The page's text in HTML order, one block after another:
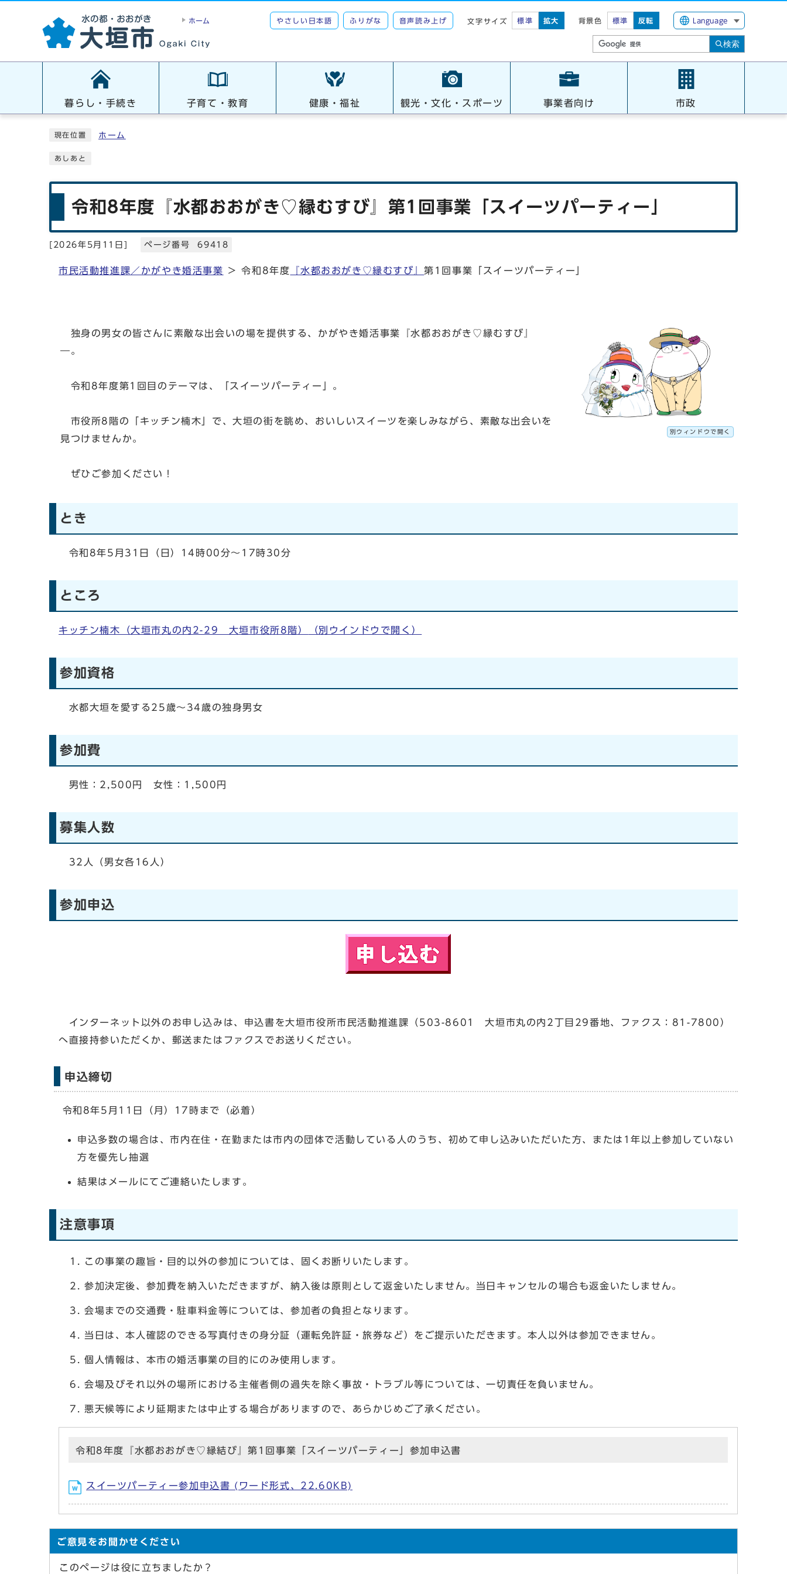
ホーム やさしい日本語 ふりがな 音声読み上げ 文字サイズ 標準 拡大 背景色 標準 反転 Language
検索
暮らし・手続き 子育て・教育 健康・福祉 観光・文化・スポーツ 事業者向け 市政
現在位置 ホーム
あしあと
令和8年度『水都おおがき♡縁むすび』第1回事業「スイーツパーティー」
2026年5月11日 ページ番号 69418
市民活動推進課／かがやき婚活事業 ＞ 令和8年度 『水都おおがき♡縁むすび』第1回事業「スイーツパーティー」
別ウィンドウで開く
独身の男女の皆さんに素敵な出会いの場を提供する、かがやき婚活事業『水都おおがき♡縁むすび』
―。
令和8年度第1回目のテーマは、「スイーツパーティー」。
市役所8階の「キッチン楠木」で、大垣の街を眺め、おいしいスイーツを楽しみながら、素敵な出会いを
見つけませんか。
ぜひご参加ください！
とき
令和8年5月31日（日）14時00分～17時30分
ところ
キッチン楠木（大垣市丸の内2-29 大垣市役所8階） （別ウインドウで開く）
参加資格
水都大垣を愛する25歳～34歳の独身男女
参加費
男性：2,500円 女性：1,500円
募集人数
32人（男女各16人）
参加申込
インターネット以外のお申し込みは、申込書を大垣市役所市民活動推進課（503-8601 大垣市丸の内2丁目29番地、ファクス：81-7800）
へ直接持参いただくか、郵送またはファクスでお送りください。
申込締切
令和8年5月11日（月）17時まで（必着）
申込多数の場合は、市内在住・在勤または市内の団体で活動している人のうち、初めて申し込みいただいた方、または1年以上参加していない
方を優先し抽選
結果はメールにてご連絡いたします。
注意事項
この事業の趣旨・目的以外の参加については、固くお断りいたします。
参加決定後、参加費を納入いただきますが、納入後は原則として返金いたしません。当日キャンセルの場合も返金いたしません。
会場までの交通費・駐車料金等については、参加者の負担となります。
当日は、本人確認のできる写真付きの身分証（運転免許証・旅券など）をご提示いただきます。本人以外は参加できません。
個人情報は、本市の婚活事業の目的にのみ使用します。
会場及びそれ以外の場所における主催者側の過失を除く事故・トラブル等については、一切責任を負いません。
悪天候等により延期または中止する場合がありますので、あらかじめご了承ください。
令和8年度『水都おおがき♡縁結び』第1回事業「スイーツパーティー」参加申込書
スイーツパーティー参加申込書 (ワード形式、22.60KB)
ご意見をお聞かせください
このページは役に立ちましたか？